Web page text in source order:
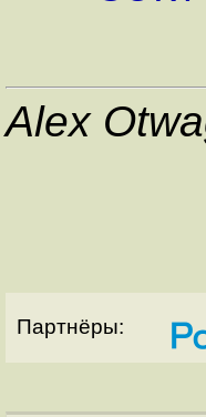
Alex
Партнёры: